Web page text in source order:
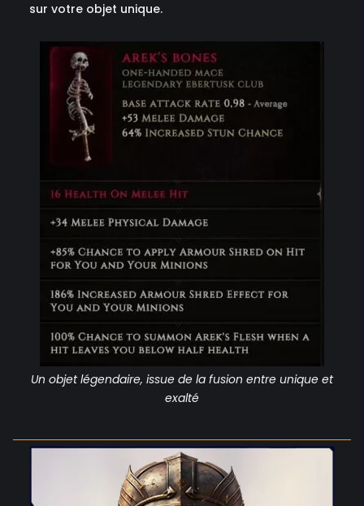
sur votre objet unique.
Un objet légendaire, issue de la fusion entre unique et
exalté